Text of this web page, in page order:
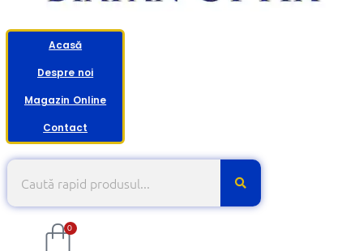
Acasă
Despre noi
Magazin Online
Contact
0